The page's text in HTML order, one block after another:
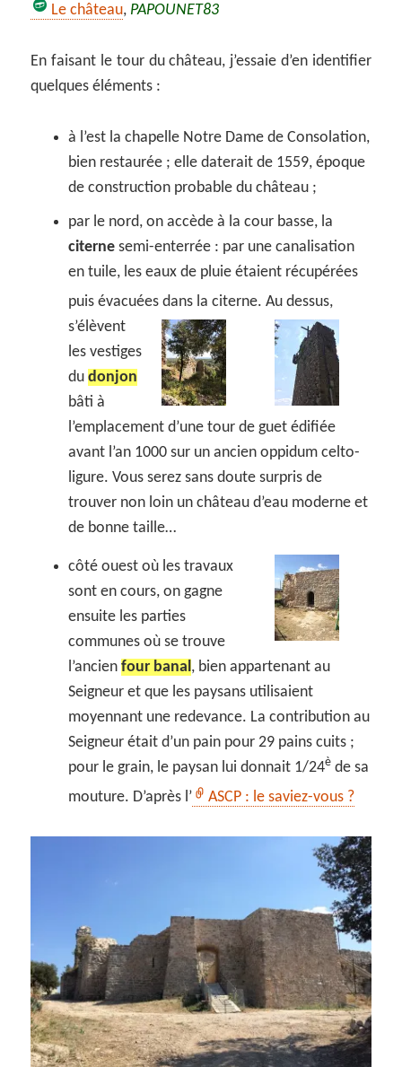
Le château, PAPOUNET83
En faisant le tour du château, j’essaie d’en identifier
quelques éléments :
à l’est la chapelle Notre Dame de Consolation,
bien restaurée ; elle daterait de 1559, époque
de construction probable du château ;
par le nord, on accède à la cour basse, la
citerne semi-enterrée : par une canalisation
en tuile, les eaux de pluie étaient récupérées
puis évacuées dans la citerne.Au dessus,
s’élèvent
les vestiges
dudonjon
bâti à
l’emplacement d’une tour de guet édifiée
avant l’an 1000 sur un ancien oppidum celto-
ligure. Vous serez sans doute surpris de
trouver non loin un château d’eau moderne et
de bonne taille…
côté ouest où les travaux
sont en cours, on gagne
ensuite les parties
communes où se trouve
l’ancienfour banal, bien appartenant au
Seigneur et que les paysans utilisaient
moyennant une redevance. La contribution au
Seigneur était d’un pain pour 29 pains cuits ;
pour le grain, le paysan lui donnait 1/24è de sa
mouture. D’après l’
ASCP : le saviez-vous ?